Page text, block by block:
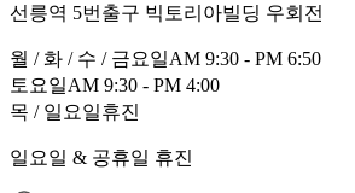
선릉역 5번출구 빅토리아빌딩 우회전
월 / 화 / 수 / 금요일AM 9:30 - PM 6:50
토요일AM 9:30 - PM 4:00
목 / 일요일휴진
일요일 & 공휴일 휴진